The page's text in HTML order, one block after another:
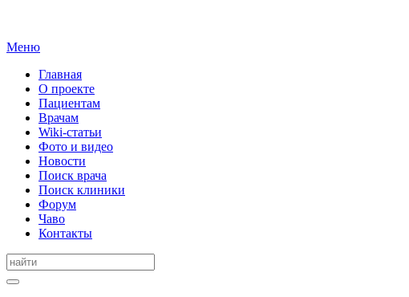
Меню
Главная
О проекте
Пациентам
Врачам
Wiki-статьи
Фото и видео
Новости
Поиск врача
Поиск клиники
Форум
Чаво
Контакты